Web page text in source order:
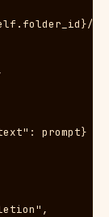
prompt}